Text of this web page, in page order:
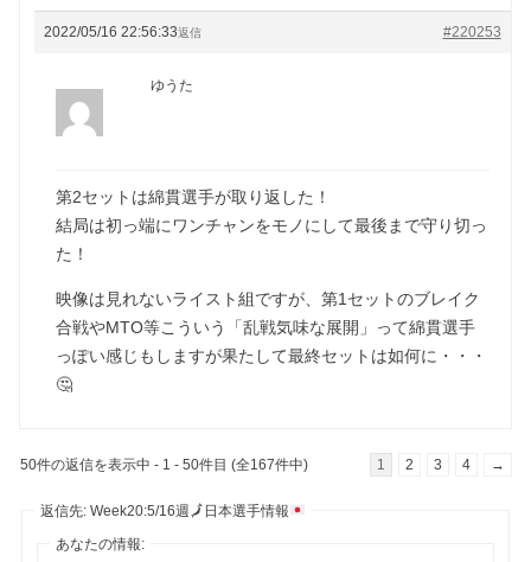
2022/05/16 22:56:33 #220253
返信
ゆうた
第2セットは綿貫選手が取り返した！
結局は初っ端にワンチャンをモノにして最後まで守り切っ
た！
映像は見れないライスト組ですが、第1セットのブレイク
合戦やMTO等こういう「乱戦気味な展開」って綿貫選手
っぽい感じもしますが果たして最終セットは如何に・・・
🤔
50件の返信を表示中 - 1 - 50件目 (全167件中) 1 2 3 4 →
返信先: Week20:5/16週🗾 日本選手情報
あなたの情報: